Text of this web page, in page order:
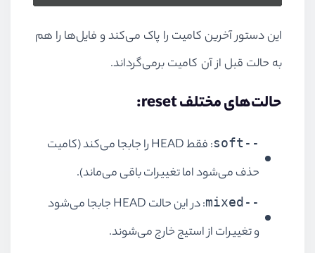
این دستور آخرین کامیت را پاک می‌کند و فایل‌ها را هم
به حالت قبل از آن کامیت برمی‌گرداند.
حالت‌های مختلف reset:
--soft
: فقط HEAD را جابجا می‌کند (کامیت
حذف می‌شود اما تغییرات باقی می‌ماند).
--mixed
: در این حالت HEAD جابجا می‌شود
و تغییرات از استیج خارج می‌شوند.